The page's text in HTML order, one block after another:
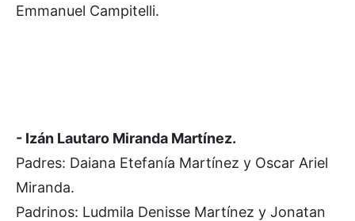
Emmanuel Campitelli.
- Izán Lautaro Miranda Martínez.
Padres: Daiana Etefanía Martínez y Oscar Ariel
Miranda.
Padrinos: Ludmila Denisse Martínez y Jonatan